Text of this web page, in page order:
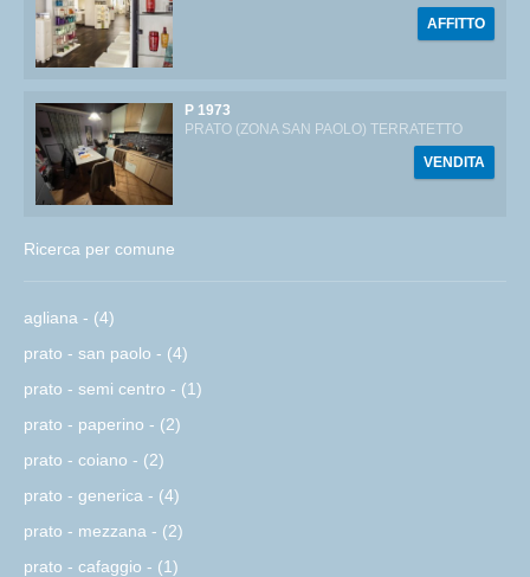
AFFITTO
P 1973
PRATO (ZONA SAN PAOLO) TERRATETTO
VENDITA
Ricerca per comune
agliana - (4)
prato - san paolo - (4)
prato - semi centro - (1)
prato - paperino - (2)
prato - coiano - (2)
prato - generica - (4)
prato - mezzana - (2)
prato - cafaggio - (1)